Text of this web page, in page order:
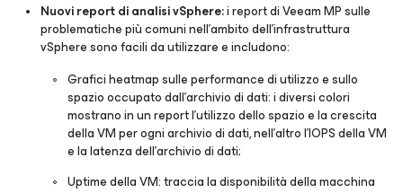
Nuovi report di analisi vSphere:i report di Veeam MP sulle
problematiche più comuni nell’ambito dell’infrastruttura
vSphere sono facili da utilizzare e includono:
Grafici heatmap sulle performance di utilizzo e sullo
spazio occupato dall’archivio di dati: i diversi colori
mostrano in un report l’utilizzo dello spazio e la crescita
della VM per ogni archivio di dati, nell’altro l’IOPS della VM
e la latenza dell’archivio di dati;
Uptime della VM: traccia la disponibilità della macchina